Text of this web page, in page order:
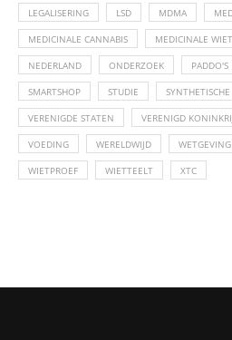
LEGALISERING LSD MDMA
MEDICINALE CANNABIS MEDICINALE WIET
NEDERLAND ONDERZOEK PADDO'S
SMARTSHOP STUDIE
VERENIGDE STATEN VERENIGD
VOEDING WERELDWIJD WETGEVING
WIETPROEF WIETTEELT XTC